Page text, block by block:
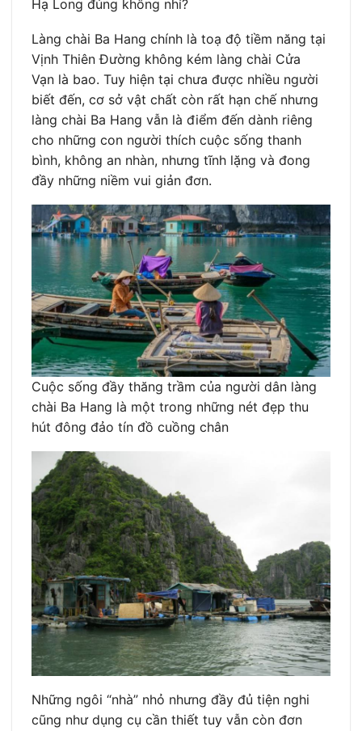
Hạ Long đúng không nhỉ?
Làng chài Ba Hang chính là toạ độ tiềm năng tại
Vịnh Thiên Đường không kém làng chài Cửa
Vạn là bao. Tuy hiện tại chưa được nhiều người
biết đến, cơ sở vật chất còn rất hạn chế nhưng
làng chài Ba Hang vẫn là điểm đến dành riêng
cho những con người thích cuộc sống thanh
bình, không an nhàn, nhưng tĩnh lặng và đong
đầy những niềm vui giản đơn.
Cuộc sống đầy thăng trầm của người dân làng
chài Ba Hang là một trong những nét đẹp thu
hút đông đảo tín đồ cuồng chân
Những ngôi “nhà” nhỏ nhưng đầy đủ tiện nghi
cũng như dụng cụ cần thiết tuy vẫn còn đơn